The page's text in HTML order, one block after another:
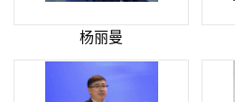
杨丽曼